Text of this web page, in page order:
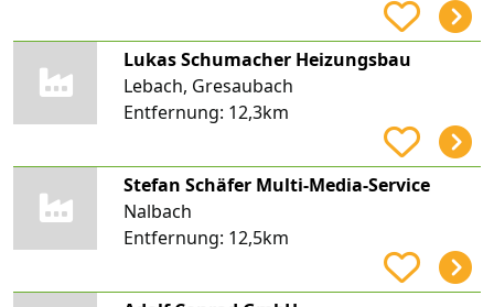
Lukas Schumacher Heizungsbau
Lebach, Gresaubach
Entfernung: 12,3km
Stefan Schäfer Multi-Media-Service
Nalbach
Entfernung: 12,5km